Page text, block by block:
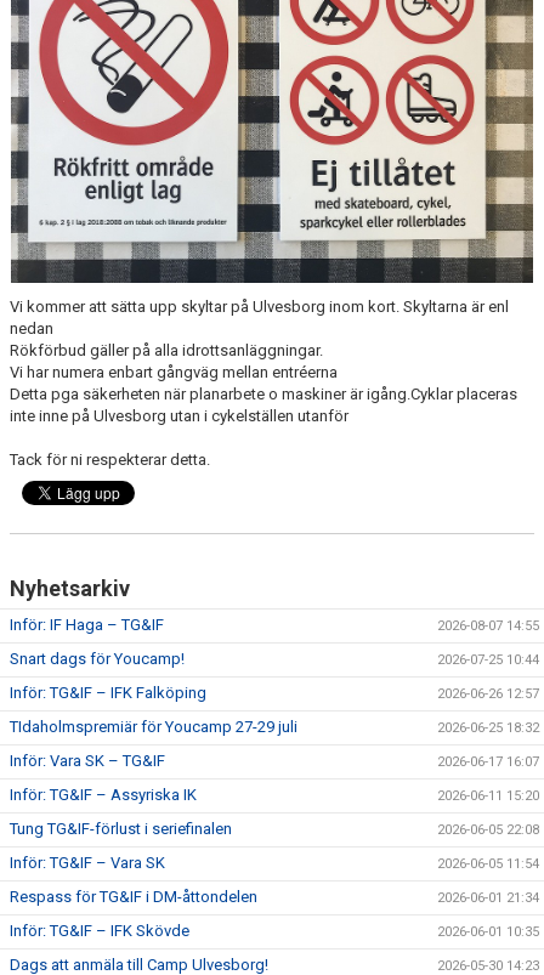
CUPER ARBETSBESKRIVNING
PLANSCHEMA
Vi kommer att sätta upp skyltar på Ulvesborg inom kort. Skyltarna är enl
nedan
Rökförbud gäller på alla idrottsanläggningar.
Vi har numera enbart gångväg mellan entréerna
Detta pga säkerheten när planarbete o maskiner är igång.Cyklar placeras
inte inne på Ulvesborg utan i cykelställen utanför
Tack för ni respekterar detta.
Nyhetsarkiv
Inför: IF Haga – TG&IF 2026-08-07 14:55
Snart dags för Youcamp! 2026-07-25 10:44
Inför: TG&IF – IFK Falköping 2026-06-26 12:57
TIdaholmspremiär för Youcamp 27-29 juli 2026-06-25 18:32
Inför: Vara SK – TG&IF 2026-06-17 16:07
Inför: TG&IF – Assyriska IK 2026-06-11 15:20
Tung TG&IF-förlust i seriefinalen 2026-06-05 22:08
Inför: TG&IF – Vara SK 2026-06-05 11:54
Respass för TG&IF i DM-åttondelen 2026-06-01 21:34
Inför: TG&IF – IFK Skövde 2026-06-01 10:35
Dags att anmäla till Camp Ulvesborg! 2026-05-30 14:23